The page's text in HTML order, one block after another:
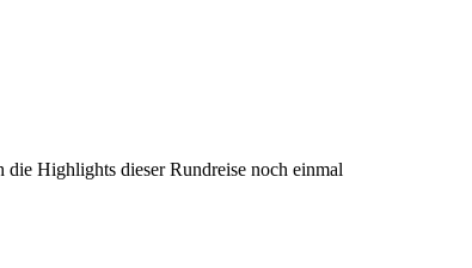
Highlights dieser Rundreise noch einmal